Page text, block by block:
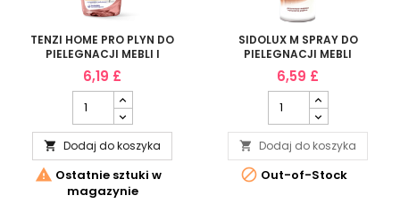
TENZI HOME PRO PLYN DO
PIELEGNACJI MEBLI I
DREWNA 500ML
6,19 £
 Dodaj do koszyka
 Ostatnie sztuki w
magazynie
SIDOLUX M SPRAY DO
PIELEGNACJI MEBLI
MIGDALOWY 350ML
6,59 £
 Dodaj do koszyka
 Out-of-Stock